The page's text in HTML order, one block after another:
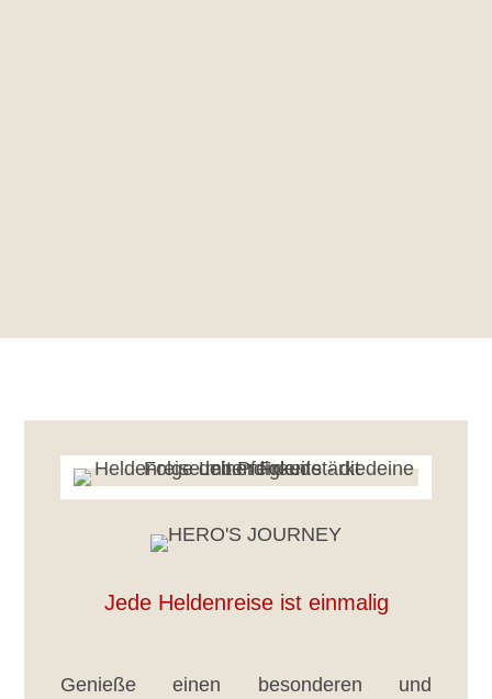
Jede Heldenreise ist einmalig
Genieße einen besonderen und